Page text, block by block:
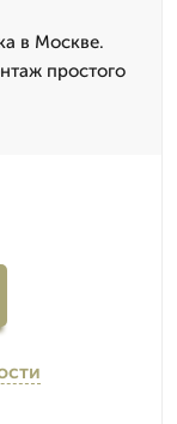
в Москве.
простого